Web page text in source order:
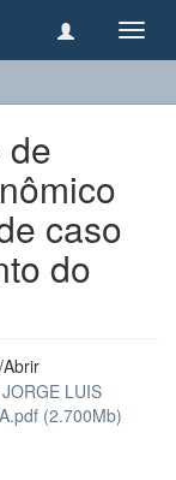
de
caso
do
Abrir
LUIS
(2.700Mb)